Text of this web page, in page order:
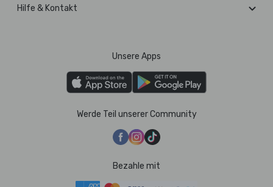
Hilfe & Kontakt
Unsere Apps
Werde Teil unserer Community
Bezahle mit